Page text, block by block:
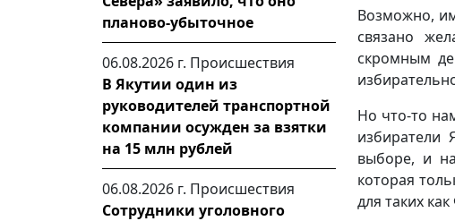
планово-убыточное
06.08.2026 г. Происшествия
В Якутии один из
руководителей транспортной
компании осужден за взятки
на 15 млн рублей
06.08.2026 г. Происшествия
Сотрудники уголовного
Возможно,
связано
скромным
Но что-то
избиратели
выборе, и
которая
для таких